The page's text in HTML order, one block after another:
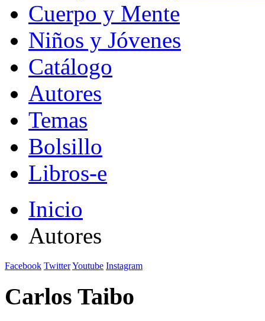
Cuerpo y Mente
Niños y Jóvenes
Catálogo
Autores
Temas
Bolsillo
Libros-e
Inicio
Autores
Facebook TwitterYoutube Instagram
Carlos Taibo